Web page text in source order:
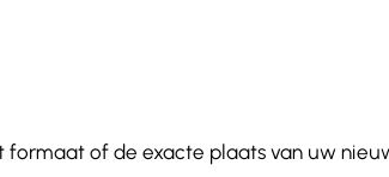
of de exacte plaats van uw